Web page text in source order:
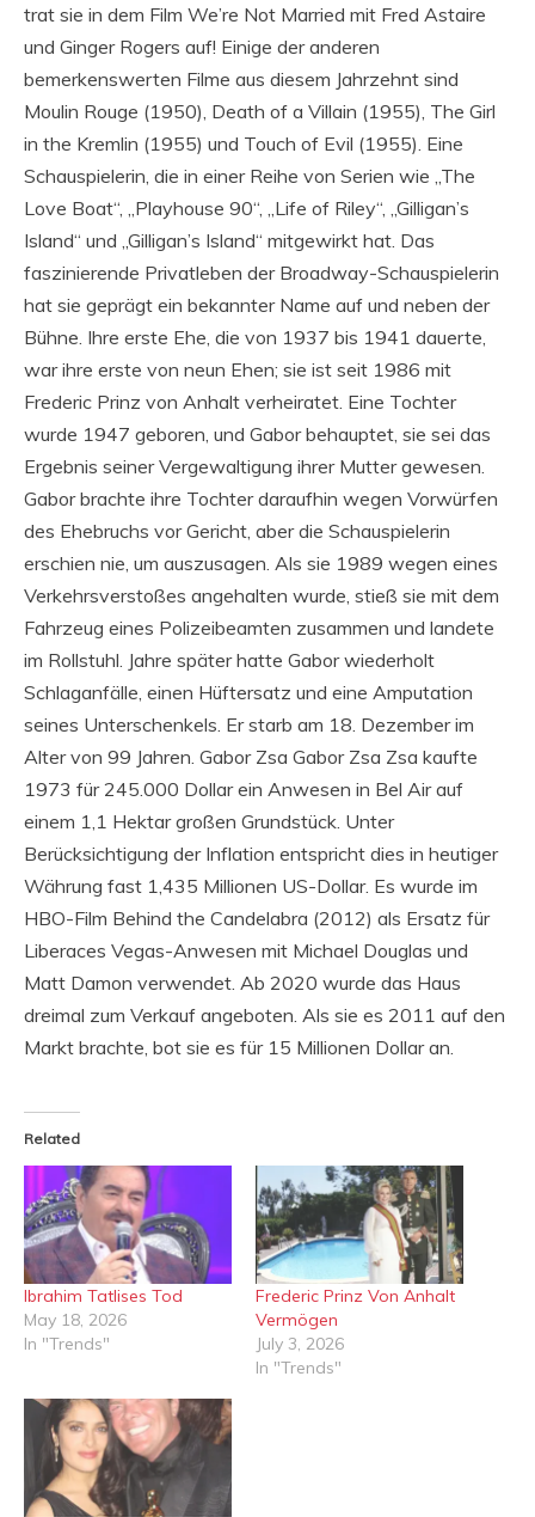
trat sie in dem Film We’re Not Married mit Fred Astaire
und Ginger Rogers auf! Einige der anderen
bemerkenswerten Filme aus diesem Jahrzehnt sind
Moulin Rouge (1950), Death of a Villain (1955), The Girl
in the Kremlin (1955) und Touch of Evil (1955). Eine
Schauspielerin, die in einer Reihe von Serien wie „The
Love Boat“, „Playhouse 90“, „Life of Riley“, „Gilligan’s
Island“ und „Gilligan’s Island“ mitgewirkt hat. Das
faszinierende Privatleben der Broadway-Schauspielerin
hat sie geprägt ein bekannter Name auf und neben der
Bühne. Ihre erste Ehe, die von 1937 bis 1941 dauerte,
war ihre erste von neun Ehen; sie ist seit 1986 mit
Frederic Prinz von Anhalt verheiratet. Eine Tochter
wurde 1947 geboren, und Gabor behauptet, sie sei das
Ergebnis seiner Vergewaltigung ihrer Mutter gewesen.
Gabor brachte ihre Tochter daraufhin wegen Vorwürfen
des Ehebruchs vor Gericht, aber die Schauspielerin
erschien nie, um auszusagen. Als sie 1989 wegen eines
Verkehrsverstoßes angehalten wurde, stieß sie mit dem
Fahrzeug eines Polizeibeamten zusammen und landete
im Rollstuhl. Jahre später hatte Gabor wiederholt
Schlaganfälle, einen Hüftersatz und eine Amputation
seines Unterschenkels. Er starb am 18. Dezember im
Alter von 99 Jahren. Gabor Zsa Gabor Zsa Zsa kaufte
1973 für 245.000 Dollar ein Anwesen in Bel Air auf
einem 1,1 Hektar großen Grundstück. Unter
Berücksichtigung der Inflation entspricht dies in heutiger
Währung fast 1,435 Millionen US-Dollar. Es wurde im
HBO-Film Behind the Candelabra (2012) als Ersatz für
Liberaces Vegas-Anwesen mit Michael Douglas und
Matt Damon verwendet. Ab 2020 wurde das Haus
dreimal zum Verkauf angeboten. Als sie es 2011 auf den
Markt brachte, bot sie es für 15 Millionen Dollar an.
Related
Ibrahim Tatlises Tod
May 18, 2026
In "Trends"
Frederic Prinz Von Anhalt
Vermögen
July 3, 2026
In "Trends"